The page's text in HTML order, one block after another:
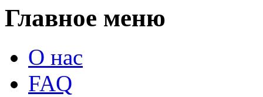
Главное меню
О нас
FAQ